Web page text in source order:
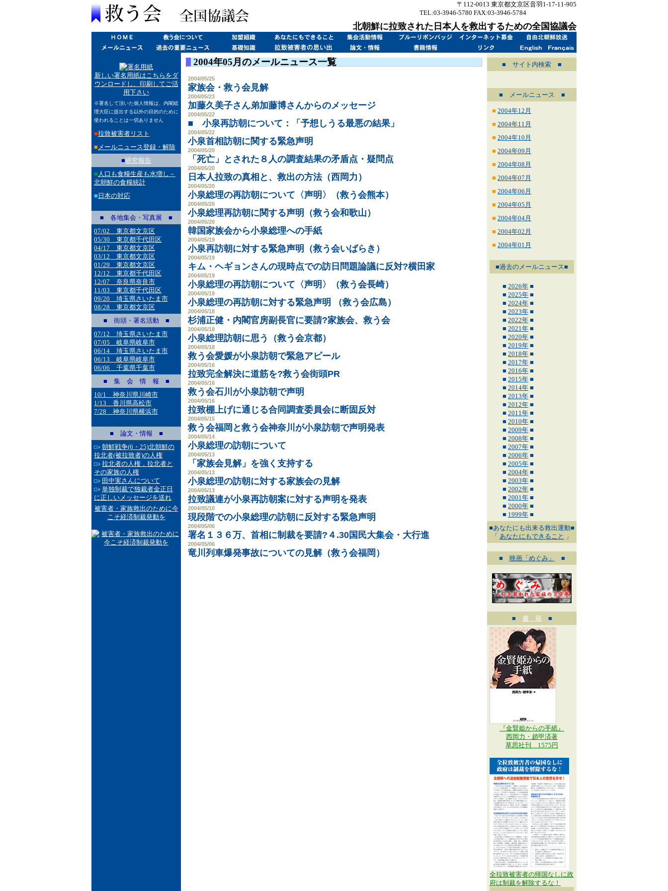
〒112-0013 東京都文京区音羽1-17-11-905
TEL:03-3946-5780 FAX:03-3946-5784
北朝鮮に拉致された日本人を救出するための全国協議会
新しい署名用紙はこちらをダ
ウンロードし、印刷してご活
用下さい
※署名して頂いた個人情報は、内閣総
理大臣に提出する以外の目的のために
使われることは一切ありません
■拉致被害者リスト
■ メールニュース登録・解除
■研究報告
■ 人口も食糧生産も水増し－
北朝鮮の食糧統計
■ 日本の対応
■ 各地集会・写真展 ■
07/02 東京都文京区
05/30 東京都千代田区
04/17 東京都文京区
03/12 東京都文京区
01/29 東京都文京区
12/12 東京都千代田区
12/07 奈良県奈良市
11/03 東京都千代田区
09/20 埼玉県さいたま市
08/28 東京都文京区
■ 街頭・署名活動 ■
07/12 埼玉県さいたま市
07/05 岐阜県岐阜市
06/14 埼玉県さいたま市
06/13 岐阜県岐阜市
06/06 千葉県千葉市
■ 集 会 情 報 ■
10/1 神奈川県川崎市
1/13 香川県高松市
7/28 神奈川県横浜市
■ 論文・情報 ■
朝鮮戦争(6・25)北朝鮮の
拉北者(被拉致者)の人権
拉北者の人権，拉北者と
その家族の人権
田中実さんについて
単独制裁で独裁者金正日
に正しいメッセージを送れ
被害者・家族救出のために今
こそ経済制裁発動を
2004年05月のメールニュース一覧
2004/05/25
家族会・救う会見解
2004/05/23
加藤久美子さん弟加藤博さんからのメッセージ
2004/05/22
■ 小泉再訪朝について：「予想しうる最悪の結果」
2004/05/22
小泉首相訪朝に関する緊急声明
2004/05/20
「死亡」とされた８人の調査結果の矛盾点・疑問点
2004/05/20
日本人拉致の真相と、救出の方法（西岡力）
2004/05/20
小泉総理の再訪朝について〈声明〉（救う会熊本）
2004/05/20
小泉総理再訪朝に関する声明（救う会和歌山）
2004/05/20
韓国家族会から小泉総理への手紙
2004/05/19
小泉再訪朝に対する緊急声明（救う会いばらき）
2004/05/19
キム・ヘギョンさんの現時点での訪日問題論議に反対?横田家
2004/05/19
小泉総理の再訪朝について〈声明〉（救う会長崎）
2004/05/19
小泉総理の再訪朝に対する緊急声明 （救う会広島）
2004/05/18
杉浦正健・内閣官房副長官に要請?家族会、救う会
2004/05/18
小泉総理訪朝に思う（救う会京都）
2004/05/18
救う会愛媛が小泉訪朝で緊急アピール
2004/05/16
拉致完全解決に道筋を?救う会街頭PR
2004/05/16
救う会石川が小泉訪朝で声明
2004/05/16
拉致棚上げに通じる合同調査委員会に断固反対
2004/05/15
救う会福岡と救う会神奈川が小泉訪朝で声明発表
2004/05/14
小泉総理の訪朝について
2004/05/13
「家族会見解」を強く支持する
2004/05/13
小泉総理の訪朝に対する家族会の見解
2004/05/13
拉致議連が小泉再訪朝案に対する声明を発表
2004/05/10
現段階での小泉総理の訪朝に反対する緊急声明
2004/05/06
署名１３６万、首相に制裁を要請?４.30国民大集会・大行進
2004/05/06
竜川列車爆発事故についての見解（救う会福岡）
■ サイト内検索 ■
■ メールニュース ■
■ 2004年12月
■ 2004年11月
■ 2004年10月
■ 2004年09月
■ 2004年08月
■ 2004年07月
■ 2004年06月
■ 2004年05月
■ 2004年04月
■ 2004年02月
■ 2004年01月
■過去のメールニュース■
■ 2026年 ■
■ 2025年 ■
■ 2024年 ■
■ 2023年 ■
■ 2022年 ■
■ 2021年 ■
■ 2020年 ■
■ 2019年 ■
■ 2018年 ■
■ 2017年 ■
■ 2016年 ■
■ 2015年 ■
■ 2014年 ■
■ 2013年 ■
■ 2012年 ■
■ 2011年 ■
■ 2010年 ■
■ 2009年 ■
■ 2008年 ■
■ 2007年 ■
■ 2006年 ■
■ 2005年 ■
■ 2004年 ■
■ 2003年 ■
■ 2002年 ■
■ 2001年 ■
■ 2000年 ■
■ 1999年 ■
■あなたにも出来る救出運動■
「 あなたにもできること 」
■ 映画「めぐみ」 ■
■ 書 籍 ■
『金賢姫からの手紙』
西岡力・趙甲済著
草思社刊 1575円
全拉致被害者の帰国なしに政
府は制裁を解除するな！